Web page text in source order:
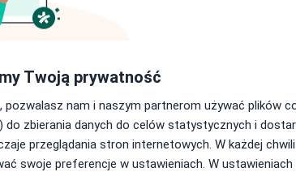
Posiadam kilkunastoletnie
w Szpitalu Klinicznym im. Karola
Alergologii Dziecięcej i
doniesień zjazdowych,
oraz uczestnikiem wielu
Towarzystwa
Twoją prywatność
pozwalasz nam i naszym partnerom używać plików
do zbierania danych do celów statystycznych i
przeglądania stron internetowych. W każdej
swoje preferencje w ustawieniach. W